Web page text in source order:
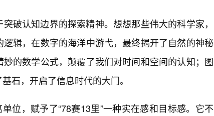
破认知边界的探索精神。想想那些伟大的科学家，
辑，在数字的海洋中游弋，最终揭开了自然的神秘
的数学公式，颠覆了我们对时间和空间的认知；图
石，开启了信息时代的大门。
位，赋予了“78赛13里”一种实在感和目标感。它不